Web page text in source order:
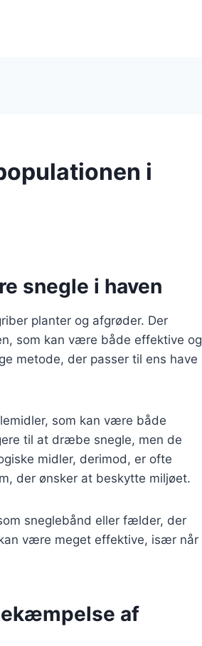
i
snegle i haven
planter og afgrøder. Der
som kan være både effektive og
metode, der passer til ens have
som kan være både
til at dræbe snegle, men de
midler, derimod, er ofte
der ønsker at beskytte miljøet.
sneglebånd eller fælder, der
være meget effektive, især når
af